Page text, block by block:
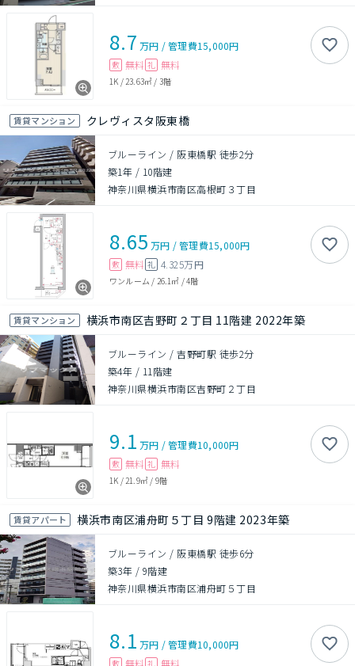
8.7 万円 /管理費15,000円
敷 無料 礼 無料
1K / 23.63㎡ / 3階
賃貸マンション クレヴィスタ阪東橋
ブルーライン / 阪東橋駅 徒歩2分
築1年 / 10階建
神奈川県横浜市南区高根町３丁目
8.65 万円 /管理費15,000円
敷 無料 礼 4.325万円
ワンルーム / 26.1㎡ /4階
賃貸マンション 横浜市南区吉野町２丁目 11階建 2022年築
ブルーライン / 吉野町駅 徒歩2分
築4年 / 11階建
神奈川県横浜市南区吉野町２丁目
9.1 万円 /管理費10,000円
敷 無料 礼 無料
1K / 21.9㎡ / 9階
賃貸アパート 横浜市南区浦舟町５丁目 9階建 2023年築
ブルーライン / 阪東橋駅 徒歩6分
築3年 / 9階建
神奈川県横浜市南区浦舟町５丁目
8.1 万円 /管理費10,000円
敷 無料 礼 無料